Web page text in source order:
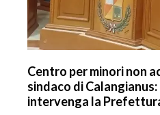
Centro per minori non
sindaco di
intervenga la